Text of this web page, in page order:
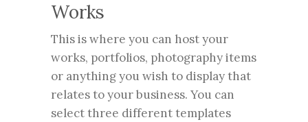
Works
This is where you can host your
works, portfolios, photography items
or anything you wish to display that
relates to your business. You can
select three different templates